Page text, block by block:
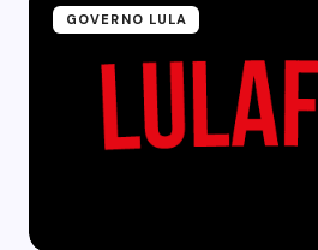
GOVERNO LULA